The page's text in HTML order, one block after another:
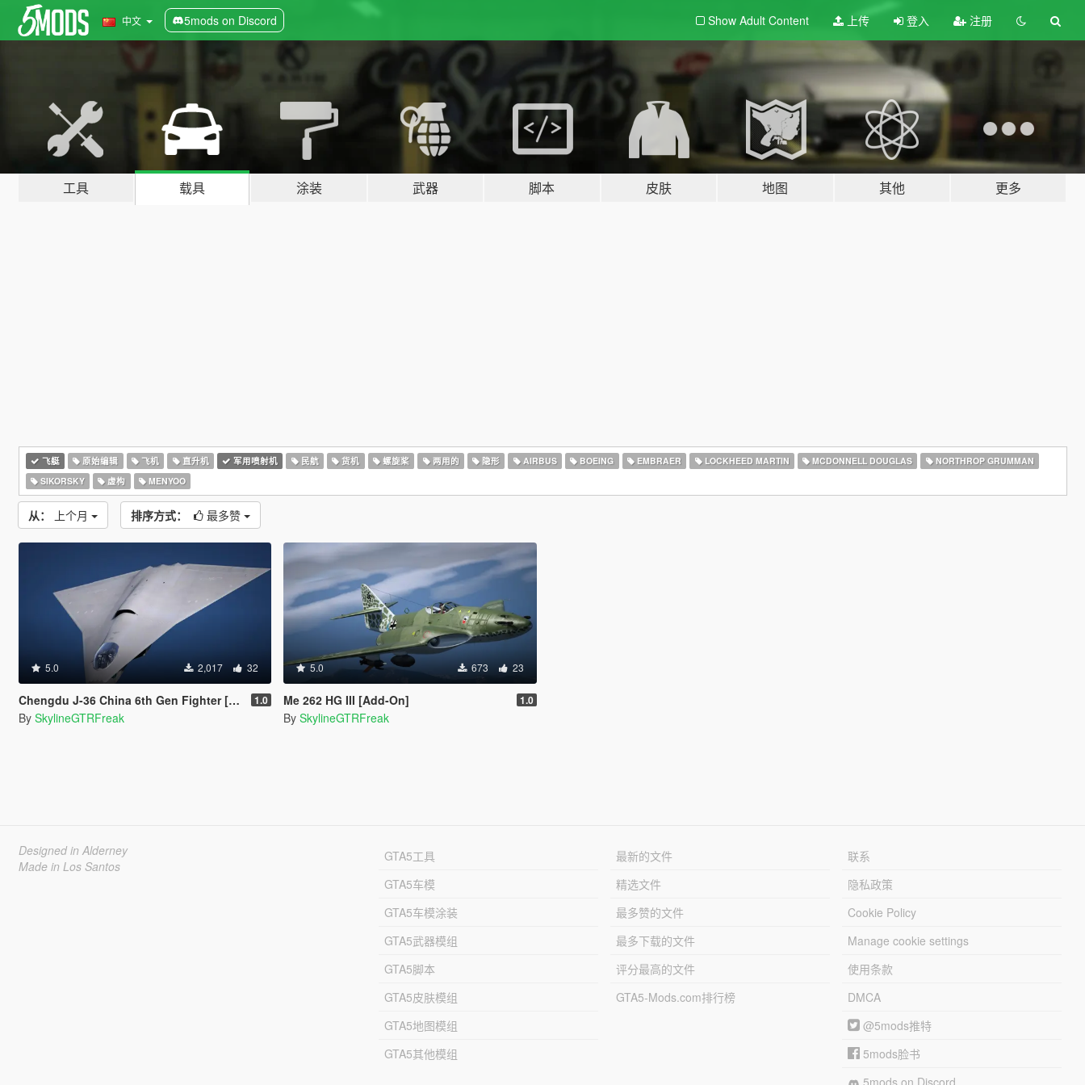
中文 5mods on Discord Show Adult Content 上传 登入 注册
工具 载具 涂装 武器 脚本 皮肤 地图 其他 更多
飞艇 原始编辑 飞机 直升机 军用喷射机 民航 货机 螺旋桨 两用的 隐形 AIRBUS BOEING EMBRAER LOCKHEED MARTIN MCDONNELL DOUGLAS
NORTHROP GRUMMAN
SIKORSKY
虚构 MENYOO
从： 上个月 排序方式： 最多赞
5.0 2,017 32
Chengdu J-36 China 6th Gen Fighter [Add-On | VehFuncs V] 1.0
By SkylineGTRFreak
5.0 673 23
Me 262 HG III [Add-On] 1.0
By SkylineGTRFreak
Designed in Alderney
Made in Los Santos
GTA5工具
GTA5车模
GTA5车模涂装
GTA5武器模组
GTA5脚本
GTA5皮肤模组
GTA5地图模组
GTA5其他模组
最新的文件
精选文件
最多赞的文件
最多下载的文件
评分最高的文件
GTA5-Mods.com排行榜
联系
隐私政策
Cookie Policy
Manage cookie settings
使用条款
DMCA
@5mods推特
5mods脸书
5mods on Discord